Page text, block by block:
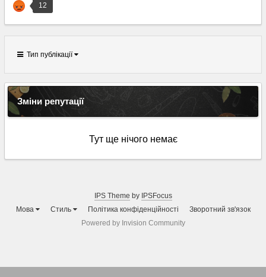
12
Тип публікації
Зміни репутації
Тут ще нічого немає
IPS Theme by IPSFocus
Мова
Стиль Політика конфіденційності
Зворотний зв'язок
Powered by Invision Community